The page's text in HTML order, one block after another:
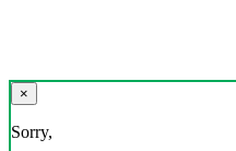
×
Sorry,